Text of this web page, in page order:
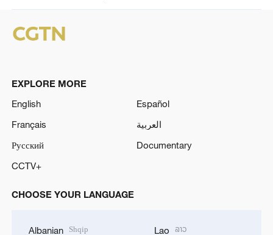
EXPLORE MORE
English
Español
Français
العربية
Русский
Documentary
CCTV+
CHOOSE YOUR LANGUAGE
Albanian Shqip Lao ລາວ